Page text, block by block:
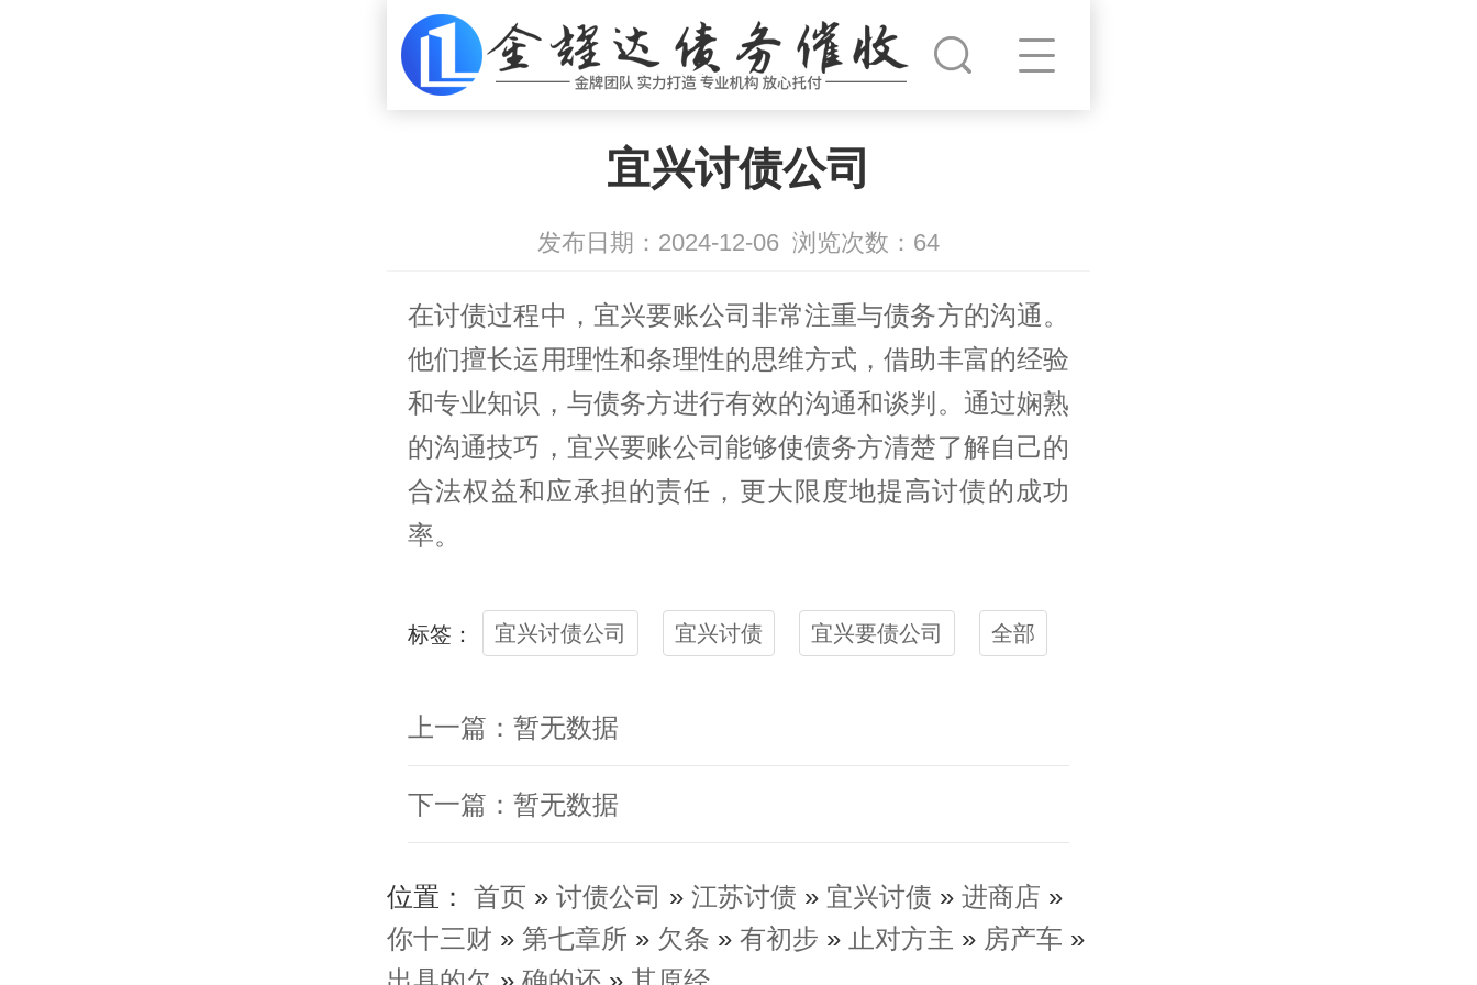
宜兴讨债公司
发布日期：2024-12-06 浏览次数： 64
在讨债过程中，宜兴要账公司非常注重与债务方的沟通。
他们擅长运用理性和条理性的思维方式，借助丰富的经验
和专业知识，与债务方进行有效的沟通和谈判。通过娴熟
的沟通技巧，宜兴要账公司能够使债务方清楚了解自己的
合法权益和应承担的责任，更大限度地提高讨债的成功
率。
标签： 宜兴讨债公司 宜兴讨债 宜兴要债公司 全部
上一篇：暂无数据
下一篇：暂无数据
位置： 首页 » 讨债公司 » 江苏讨债 » 宜兴讨债 » 进商店 »
你十三财 » 第七章所 » 欠条 » 有初步 » 止对方主 » 房产车 »